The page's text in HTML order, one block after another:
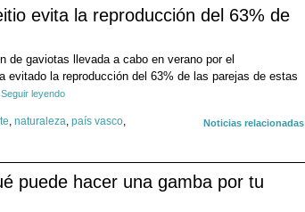
evita la reproducción del 63% de
de gaviotas llevada a cabo en verano por el
evitado la reproducción del 63% de las parejas de estas
Seguir leyendo
Noticias relacionadas
, naturaleza, país vasco,
puede hacer una gamba por tu